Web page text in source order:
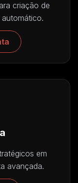
criação de
em
avançada.